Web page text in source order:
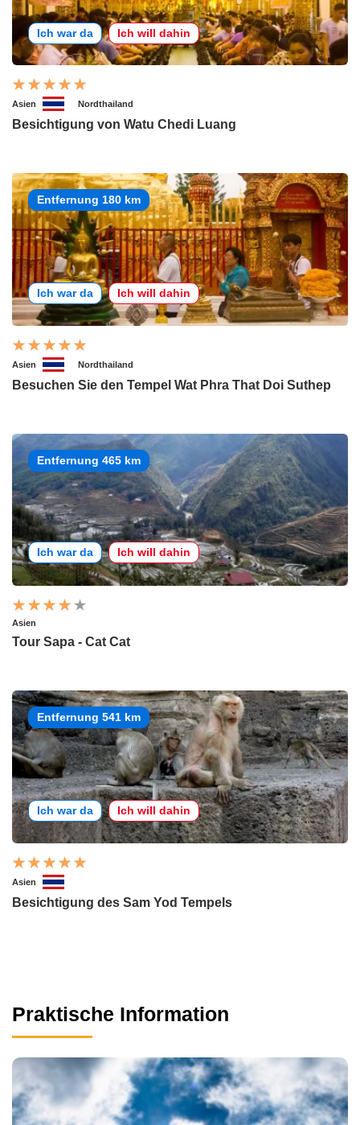
Ich war da Ich will dahin
Asien Nordthailand
Besichtigung von Watu Chedi Luang
Entfernung 180 km
Ich war da Ich will dahin
Asien Nordthailand
Besuchen Sie den Tempel Wat Phra That Doi Suthep
Entfernung 465 km
Ich war da Ich will dahin
Asien
Tour Sapa - Cat Cat
Entfernung 541 km
Ich war da Ich will dahin
Asien
Besichtigung des Sam Yod Tempels
Praktische Information